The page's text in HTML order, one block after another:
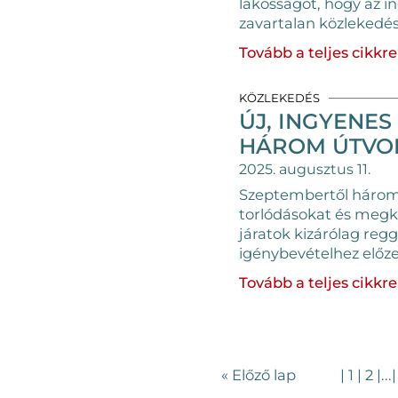
lakosságot, hogy az
zavartalan
Tovább a teljes cikkre
KÖZLEKEDÉS
ÚJ,
HÁROM
2025. augusztus 11.
Szeptembertől
torlódásokat és
járatok kizárólag
igénybevételhez
Tovább a teljes cikkre
« Előző lap | 1 | 2 |...